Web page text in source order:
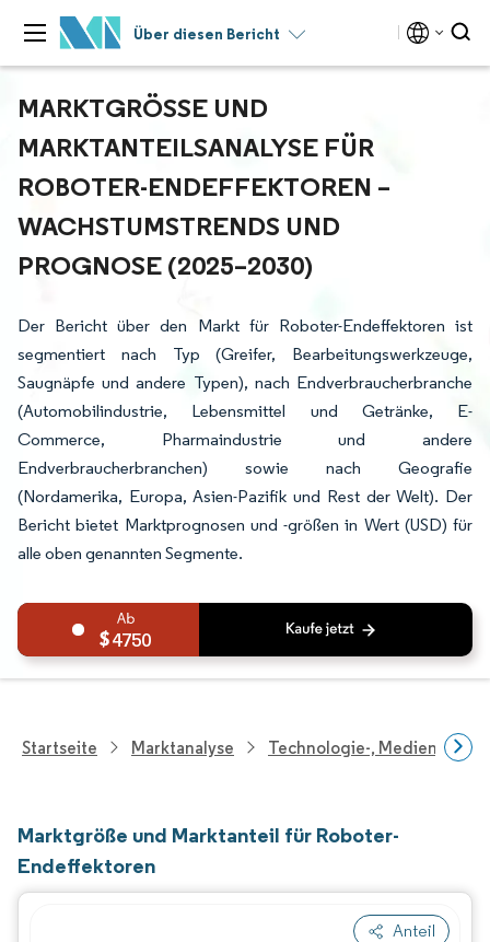
Über diesen Bericht
MARKTGRÖSSE UND M
ARKTANTEILSANALYSE FÜR R
OBOTER-ENDEFFEKTOREN – W
ACHSTUMSTRENDS UND P
ROGNOSE (2025–2030)
Der Bericht über den Markt für Roboter-Endeffektoren ist
segmentiert nach Typ (Greifer, Bearbeitungswerkzeuge,
Saugnäpfe und andere Typen), nach Endverbraucherbranche
(Automobilindustrie, Lebensmittel und Getränke, E-
Commerce, Pharmaindustrie und andere
Endverbraucherbranchen) sowie nach Geografie
(Nordamerika, Europa, Asien-Pazifik und Rest der Welt). Der
Bericht bietet Marktprognosen und -größen in Wert (USD) für
alle oben genannten Segmente.
4750
Startseite Marktanalyse Technologie-, Medien- Und
Marktgröße und Marktanteil für Roboter-
Endeffektoren
Anteil